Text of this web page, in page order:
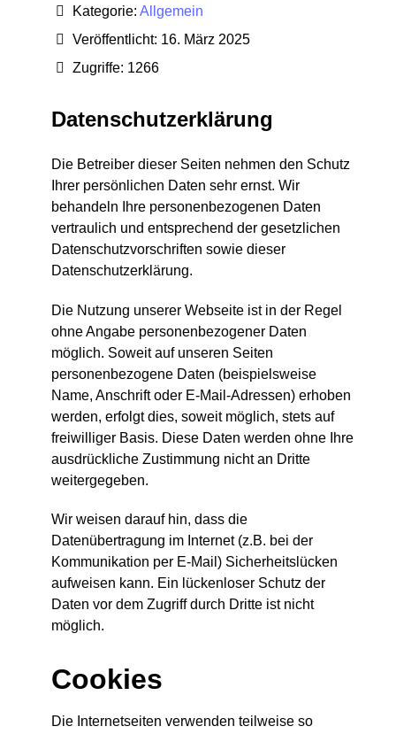
Kategorie: Allgemein
Veröffentlicht: 16. März 2025
Zugriffe: 1266
Datenschutzerklärung
Die Betreiber dieser Seiten nehmen den Schutz
Ihrer persönlichen Daten sehr ernst. Wir
behandeln Ihre personenbezogenen Daten
vertraulich und entsprechend der gesetzlichen
Datenschutzvorschriften sowie dieser
Datenschutzerklärung.
Die Nutzung unserer Webseite ist in der Regel
ohne Angabe personenbezogener Daten
möglich. Soweit auf unseren Seiten
personenbezogene Daten (beispielsweise
Name, Anschrift oder E-Mail-Adressen) erhoben
werden, erfolgt dies, soweit möglich, stets auf
freiwilliger Basis. Diese Daten werden ohne Ihre
ausdrückliche Zustimmung nicht an Dritte
weitergegeben.
Wir weisen darauf hin, dass die
Datenübertragung im Internet (z.B. bei der
Kommunikation per E-Mail) Sicherheitslücken
aufweisen kann. Ein lückenloser Schutz der
Daten vor dem Zugriff durch Dritte ist nicht
möglich.
Cookies
Die Internetseiten verwenden teilweise so